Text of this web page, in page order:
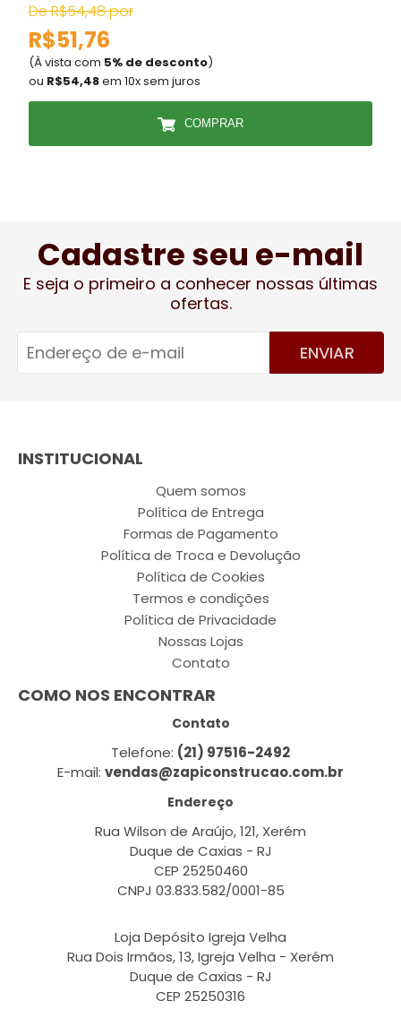
De R$54,48 por
R$51,76
(À vista com 5% de desconto)
ou R$54,48em 10x sem juros
COMPRAR
Cadastre seu e-mail
E seja o primeiro a conhecer nossas últimas
ofertas.
ENVIAR
INSTITUCIONAL
Quem somos
Política de Entrega
Formas de Pagamento
Política de Troca e Devolução
Política de Cookies
Termos e condições
Política de Privacidade
Nossas Lojas
Contato
COMO NOS ENCONTRAR
Contato
Telefone: (21) 97516-2492
E-mail: vendas@zapiconstrucao.com.br
Endereço
Rua Wilson de Araújo, 121, Xerém
Duque de Caxias - RJ
CEP 25250460
CNPJ 03.833.582/0001-85
Loja Depósito Igreja Velha
Rua Dois Irmãos, 13, Igreja Velha - Xerém
Duque de Caxias - RJ
CEP 25250316